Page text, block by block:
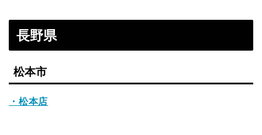
長野県
松本市
・松本店